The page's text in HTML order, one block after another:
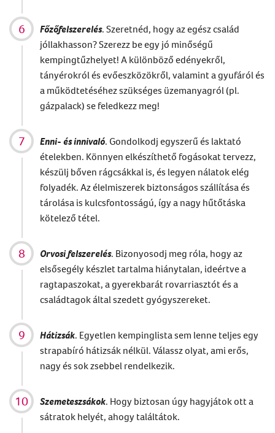
Főzőfelszerelés. Szeretnéd, hogy az egész család
jóllakhasson? Szerezz be egy jó minőségű
kempingtűzhelyet! A különböző edényekről,
tányérokról és evőeszközökről, valamint a gyufáról és
a működtetéséhez szükséges üzemanyagról (pl.
gázpalack) se feledkezz meg!
Enni- és innivaló. Gondolkodj egyszerű és laktató
ételekben. Könnyen elkészíthető fogásokat tervezz,
készülj bőven rágcsákkal is, és legyen nálatok elég
folyadék. Az élelmiszerek biztonságos szállítása és
tárolása is kulcsfontosságú, így a nagy hűtőtáska
kötelező tétel.
Orvosi felszerelés. Bizonyosodj meg róla, hogy az
elsősegély készlet tartalma hiánytalan, ideértve a
ragtapaszokat, a gyerekbarát rovarriasztót és a
családtagok által szedett gyógyszereket.
Hátizsák. Egyetlen kempinglista sem lenne teljes egy
strapabíró hátizsák nélkül. Válassz olyat, ami erős,
nagy és sok zsebbel rendelkezik.
Szemeteszsákok. Hogy biztosan úgy hagyjátok ott a
sátratok helyét, ahogy találtátok.